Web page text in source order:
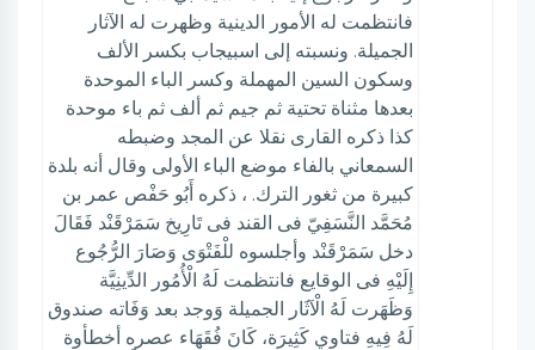
فانتظمت له الأمور الدينية وظهرت له الآثار
الجميلة. ونسبته إلى اسبيجاب بكسر الألف
وسكون السين المهملة وكسر الباء الموحدة
بعدها مثناة تحتية ثم جيم ثم ألف ثم باء موحدة
كذا ذكره القارى نقلا عن المجد وضبطه
السمعاني بالفاء موضع الباء الأولى وقال أنه بلدة
كبيرة من ثغور الترك. ، ذكره أَبُو حَفْص عمر بن
مُحَمَّد النَّسَفِيّ فى القند فى تَارِيخ سَمَرْقَنْد فَقَالَ
دخل سَمَرْقَنْد وأجلسوه للْفَتْوَى وَصَارَ الرُّجُوع
إِلَيْهِ فى الوقايع فانتظمت لَهُ الْأُمُور الدِّينِيَّة
وَظَهَرت لَهُ الْآثَار الجميلة وَوجد بعد وَفَاته صندوق
لَهُ فِيهِ فتاوي كَثِيرَة، كَانَ فُقَهَاء عصره أخطأوة